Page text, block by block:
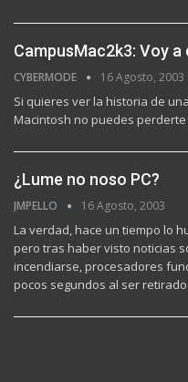
CampusMac2k3: Voy a
CYBERMODE 16 Agosto, 2003
Si quieres ver la historia de
Macintosh no puedes
¿Lume no noso PC?
JMPELLO 16 Agosto, 2003
La verdad, hace un tiempo lo
pero tras haber visto noticias
incendiarse, procesadores
pocos segundos al ser